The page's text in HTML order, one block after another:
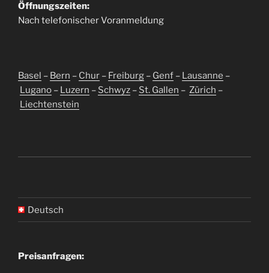
Öffnungszeiten:
Nach telefonischer Voranmeldung
Basel – Bern – Chur – Freiburg – Genf – Lausanne –
Lugano – Luzern – Schwyz – St. Gallen – Zürich –
Liechtenstein
Deutsch
Preisanfragen: